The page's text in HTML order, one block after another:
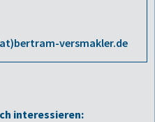
versmakler.de
interessieren: